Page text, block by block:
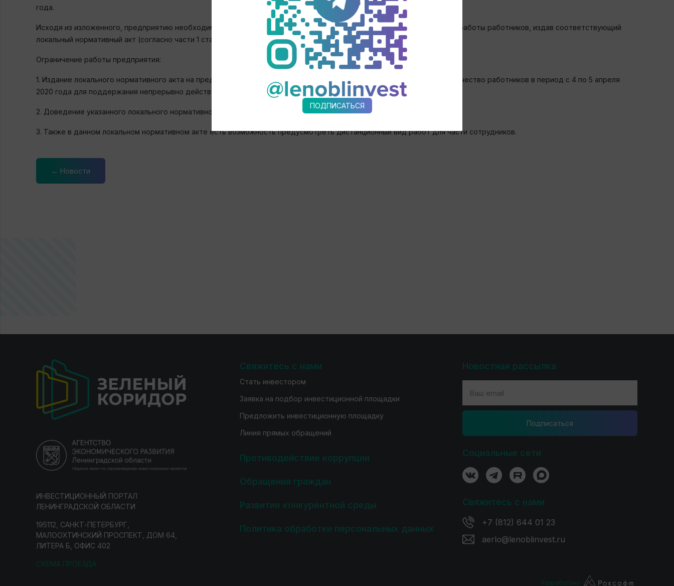
года.
Исходя из изложенного, предприятию необходимо принять меры в период с 4 по 5 апреля 2020 года на ограничение работы работников, издав соответствующий
локальный нормативный акт (согласно части 1 статьи 22 ТК РФ).
Ограничение работы предприятия:
1. Издание локального нормативного акта на предприятии, по которому работодатель определяет необходимое количество работников в период с 4 по 5 апреля
2020 года для поддержания непрерывно действующего производственно-технического процесса.
2. Доведение указанного локального нормативного акта до работников предприятия.
3. Также в данном локальном нормативном акте есть возможность предусмотреть дистанционный вид работ для части сотрудников.
← Новости
ИНВЕСТИЦИОННЫЙ ПОРТАЛ
ЛЕНИНГРАДСКОЙ ОБЛАСТИ
195112, САНКТ-ПЕТЕРБУРГ,
МАЛООХТИНСКИЙ ПРОСПЕКТ, ДОМ 64,
ЛИТЕРА Б, ОФИС 402
СХЕМА ПРОЕЗДА
Свяжитесь с нами
Стать инвестором
Заявка на подбор инвестиционной площадки
Предложить инвестиционную площадку
Линия прямых обращений
Противодействие коррупции
Обращения граждан
Развитие конкурентной среды
Политика обработки персональных данных
Новостная рассылка
Подпиcаться
Социальные сети
Свяжитесь с нами
+7 (812) 644 01 23
aerlo@lenoblinvest.ru
Разработано
ПОДПИСАТЬСЯ